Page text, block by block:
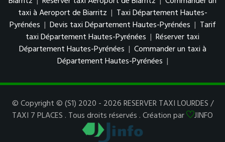
taxi à Aeroport de Biarritz | Taxi Département Hautes-
Pyrénées | Devis taxi Département Hautes-Pyrénées | Tarif
taxi Département Hautes-Pyrénées | Réserver taxi
Département Hautes-Pyrénées | Commander un taxi à
Département Hautes-Pyrénées |
© Copyright © (S1) 2020 - 2026 RESERVER TAXI LOURDES /
TAXI 7 PLACES . Tous droits réservés . Création par
JINFO